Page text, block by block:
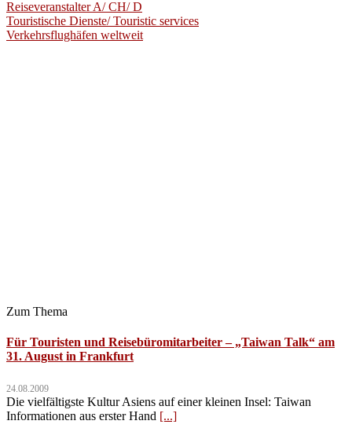
Reiseveranstalter A/ CH/ D
Touristische Dienste/ Touristic services
Verkehrsflughäfen weltweit
Zum Thema
Für Touristen und Reisebüromitarbeiter – „Taiwan Talk“ am
31. August in Frankfurt
24.08.2009
Die vielfältigste Kultur Asiens auf einer kleinen Insel: Taiwan
Informationen aus erster Hand [...]